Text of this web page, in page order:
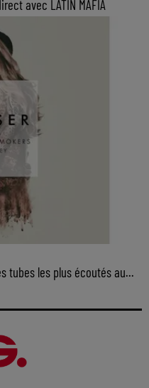
avec LATIN MAFIA
tubes les plus écoutés au...